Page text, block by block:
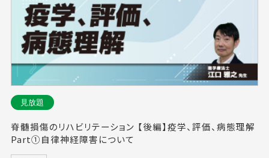
見放題
脊髄損傷のリハビリテーション 【後編】疫学、評価、病態理解
Part①自律神経障害について